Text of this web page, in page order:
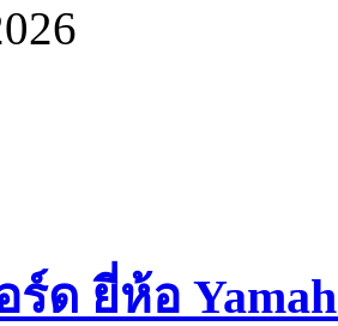
ด ยี่ห้อ